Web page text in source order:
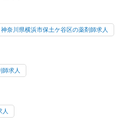
神奈川県横浜市保土ケ谷区の薬剤師求人
師求人
人